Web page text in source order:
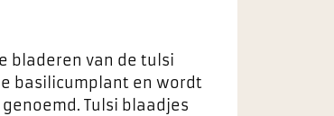
bladeren van de tulsi
basilicumplant en wordt
Tulsi blaadjes